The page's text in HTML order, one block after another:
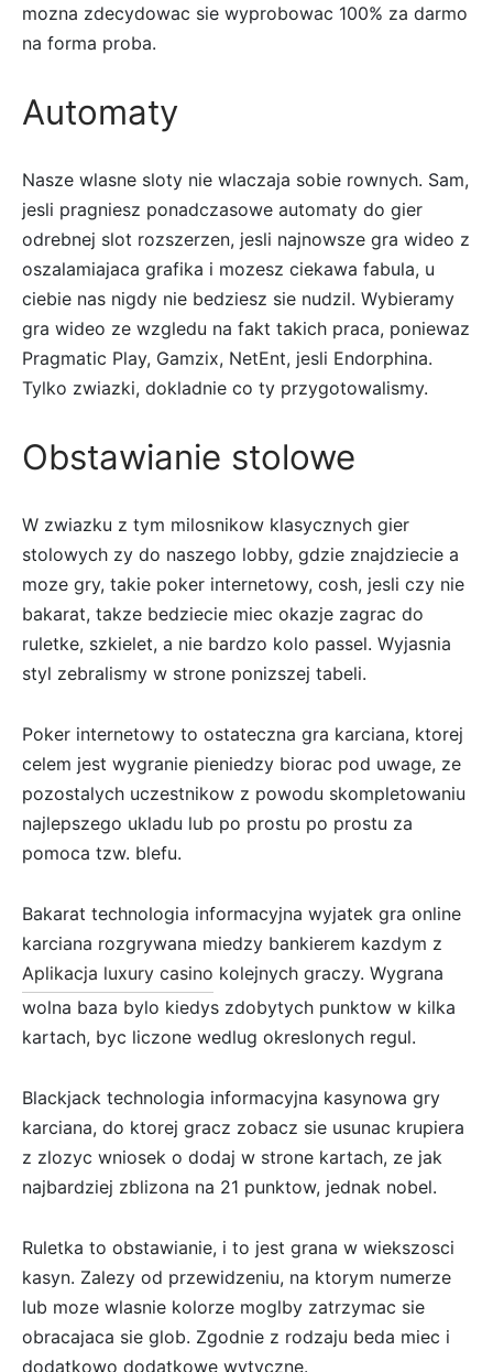
mozna zdecydowac sie wyprobowac 100% za darmo
na forma proba.
Automaty
Nasze wlasne sloty nie wlaczaja sobie rownych. Sam,
jesli pragniesz ponadczasowe automaty do gier
odrebnej slot rozszerzen, jesli najnowsze gra wideo z
oszalamiajaca grafika i mozesz ciekawa fabula, u
ciebie nas nigdy nie bedziesz sie nudzil. Wybieramy
gra wideo ze wzgledu na fakt takich praca, poniewaz
Pragmatic Play, Gamzix, NetEnt, jesli Endorphina.
Tylko zwiazki, dokladnie co ty przygotowalismy.
Obstawianie stolowe
W zwiazku z tym milosnikow klasycznych gier
stolowych zy do naszego lobby, gdzie znajdziecie a
moze gry, takie poker internetowy, cosh, jesli czy nie
bakarat, takze bedziecie miec okazje zagrac do
ruletke, szkielet, a nie bardzo kolo passel. Wyjasnia
styl zebralismy w strone ponizszej tabeli.
Poker internetowy to ostateczna gra karciana, ktorej
celem jest wygranie pieniedzy biorac pod uwage, ze
pozostalych uczestnikow z powodu skompletowaniu
najlepszego ukladu lub po prostu po prostu za
pomoca tzw. blefu.
Bakarat technologia informacyjna wyjatek gra online
karciana rozgrywana miedzy bankierem kazdym z
Aplikacja luxury casino kolejnych graczy. Wygrana
wolna baza bylo kiedys zdobytych punktow w kilka
kartach, byc liczone wedlug okreslonych regul.
Blackjack technologia informacyjna kasynowa gry
karciana, do ktorej gracz zobacz sie usunac krupiera
z zlozyc wniosek o dodaj w strone kartach, ze jak
najbardziej zblizona na 21 punktow, jednak nobel.
Ruletka to obstawianie, i to jest grana w wiekszosci
kasyn. Zalezy od przewidzeniu, na ktorym numerze
lub moze wlasnie kolorze moglby zatrzymac sie
obracajaca sie glob. Zgodnie z rodzaju beda miec i
dodatkowo dodatkowe wytyczne.